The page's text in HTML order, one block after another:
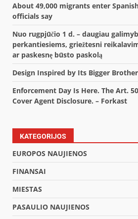
About 49,000 migrants enter
officials say
Nuo rugpjūčio 1 d. – daugiau
perkantiesiems, griežtesni
ar paskesnę būsto paskolą
Design Inspired by Its Bigger
Enforcement Day Is Here. The Art.
Cover Agent Disclosure. – Forkast
KATEGORIJOS
EUROPOS NAUJIENOS
FINANSAI
MIESTAS
PASAULIO NAUJIENOS